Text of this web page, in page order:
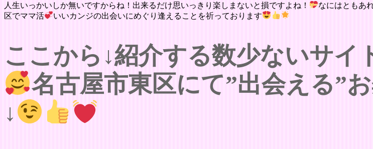
人生いっかいしか無いですからね！出来るだけ思いっきり楽しまないと損ですよね！ なにはともあ
区でママ活
いいカンジの出会いにめぐり逢えることを祈っております
ここから↓紹介する数少ないサイ
名古屋市東区にて”出会える”
↓